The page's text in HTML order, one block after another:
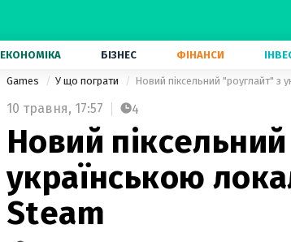
ЕКОНОМІКА БІЗНЕС ФІНАНСИ
Games У що пограти Новий піксельний "роуглайт" з
10 травня, 17:57 4
Новий
українською
Steam